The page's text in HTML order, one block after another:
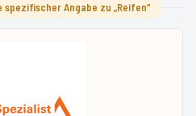
Angabe zu „Reifen“